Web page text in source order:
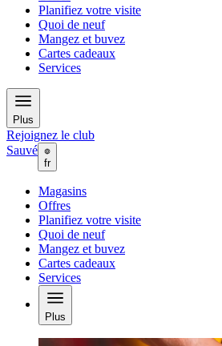
Planifiez votre visite
Quoi de neuf
Mangez et buvez
Cartes cadeaux
Services
Plus
Rejoignez le club
Sauvé
fr
Magasins
Offres
Planifiez votre visite
Quoi de neuf
Mangez et buvez
Cartes cadeaux
Services
Plus